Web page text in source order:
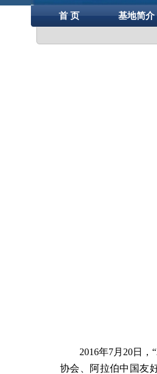
首 页 基地简介
2016年7月 20日，“
协会、阿拉伯中国友